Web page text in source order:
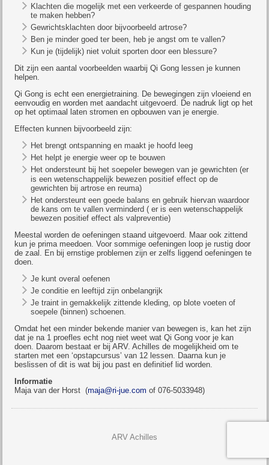
Klachten die mogelijk met een verkeerde of gespannen houding
te maken hebben?
Gewrichtsklachten door bijvoorbeeld artrose?
Ben je minder goed ter been, heb je angst om te vallen?
Kun je (tijdelijk) niet voluit sporten door een blessure?
Dit zijn een aantal voorbeelden waarbij Qi Gong lessen je kunnen
helpen.
Qi Gong is echt een energietraining. De bewegingen zijn vloeiend en
eenvoudig en worden met aandacht uitgevoerd. De nadruk ligt op het
op het optimaal laten stromen en opbouwen van je energie.
Effecten kunnen bijvoorbeeld zijn:
Het brengt ontspanning en maakt je hoofd leeg
Het helpt je energie weer op te bouwen
Het ondersteunt bij het soepeler bewegen van je gewrichten (er
is een wetenschappelijk bewezen positief effect op de
gewrichten bij artrose en reuma)
Het ondersteunt een goede balans en gebruik hiervan waardoor
de kans om te vallen verminderd ( er is een wetenschappelijk
bewezen positief effect als valpreventie)
Meestal worden de oefeningen staand uitgevoerd. Maar ook zittend
kun je prima meedoen. Voor sommige oefeningen loop je rustig door
de zaal. En bij ernstige problemen zijn er zelfs liggend oefeningen te
doen.
Je kunt overal oefenen
Je conditie en leeftijd zijn onbelangrijk
Je traint in gemakkelijk zittende kleding, op blote voeten of
soepele (binnen) schoenen.
Omdat het een minder bekende manier van bewegen is, kan het zijn
dat je na 1 proefles echt nog niet weet wat Qi Gong voor je kan
doen. Daarom bestaat er bij ARV. Achilles de mogelijkheid om te
starten met een ‘opstapcursus’ van 12 lessen. Daarna kun je
beslissen of dit is wat bij jou past en definitief lid worden.
Informatie
Maja van der Horst (maja@ri-jue.com of 076-5033948)
ARV Achilles